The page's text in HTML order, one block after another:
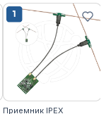
Приемник IPEX